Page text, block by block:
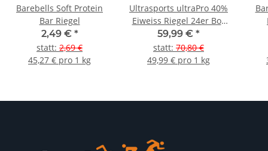
Barebells Soft Protein
Bar Riegel
2,49 € *
statt: 2,69 €
45,27 € pro 1 kg
Ultrasports ultraPro 40%
Eiweiss Riegel 24er Box
Cookie & Cream
59,99 € *
statt: 70,80 €
49,99 € pro 1 kg